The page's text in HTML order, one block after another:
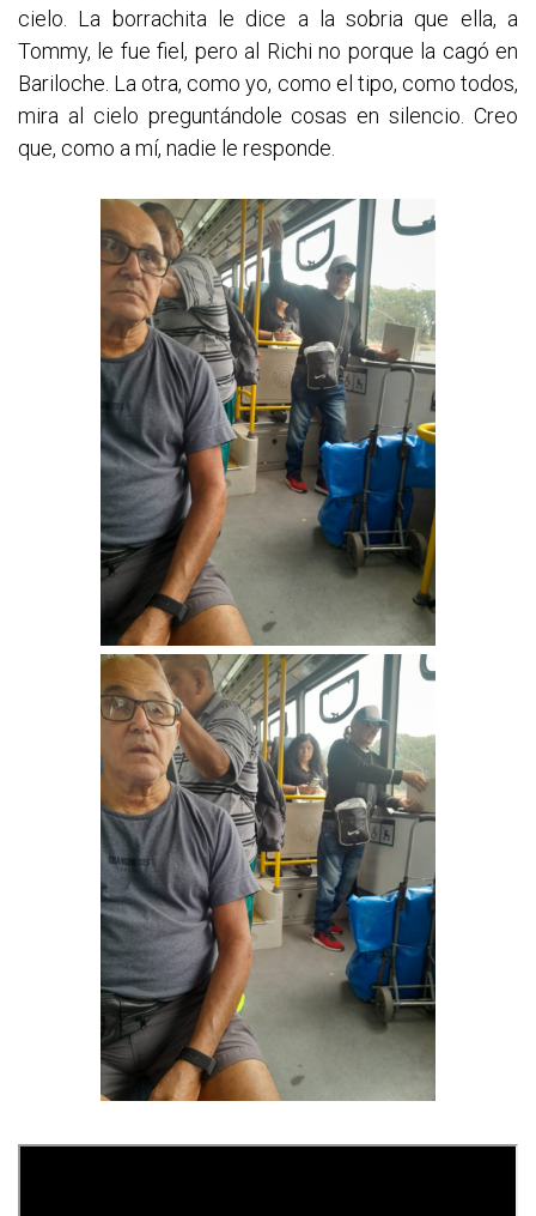
cielo. La borrachita le dice a la sobria que ella, a
Tommy, le fue fiel, pero al Richi no porque la cagó en
Bariloche. La otra, como yo, como el tipo, como todos,
mira al cielo preguntándole cosas en silencio. Creo
que, como a mí, nadie le responde.